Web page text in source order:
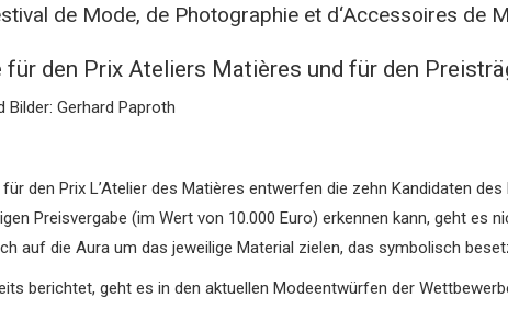
de Mode, de Photographie et d‘Accessoires de
für den Prix Ateliers Matières und für den
Bilder: Gerhard Paproth
für den Prix L’Atelier des Matières entwerfen die zehn Kandidaten
Preisvergabe (im Wert von 10.000 Euro) erkennen kann, geht es
auf die Aura um das jeweilige Material zielen, das symbolisch
berichtet, geht es in den aktuellen Modeentwürfen der